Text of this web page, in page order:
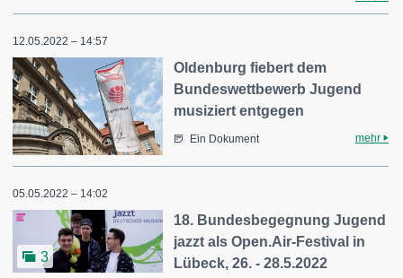
12.05.2022 – 14:57
Oldenburg fiebert dem
Bundeswettbewerb Jugend
musiziert entgegen
Ein Dokument mehr
05.05.2022 – 14:02
3
18. Bundesbegegnung Jugend
jazzt als Open.Air-Festival in
Lübeck, 26. - 28.5.2022